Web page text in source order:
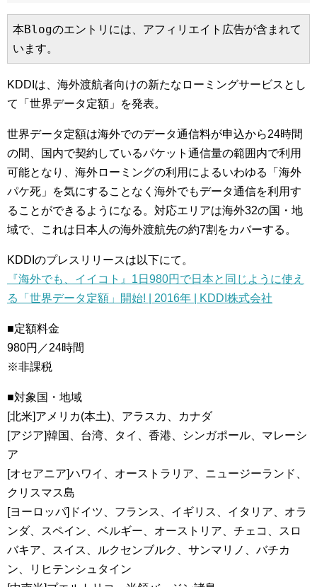
本Blogのエントリには、アフィリエイト広告が含まれて
います。
KDDIは、海外渡航者向けの新たなローミングサービスとし
て「世界データ定額」を発表。
世界データ定額は海外でのデータ通信料が申込から24時間
の間、国内で契約しているパケット通信量の範囲内で利用
可能となり、海外ローミングの利用によるいわゆる「海外
パケ死」を気にすることなく海外でもデータ通信を利用す
ることができるようになる。対応エリアは海外32の国・地
域で、これは日本人の海外渡航先の約7割をカバーする。
KDDIのプレスリリースは以下にて。
『海外でも、イイコト』1日980円で日本と同じように使え
る「世界データ定額」開始! | 2016年 | KDDI株式会社
■定額料金
980円／24時間
※非課税
■対象国・地域
[北米]アメリカ(本土)、アラスカ、カナダ
[アジア]韓国、台湾、タイ、香港、シンガポール、マレーシ
ア
[オセアニア]ハワイ、オーストラリア、ニュージーランド、
クリスマス島
[ヨーロッパ]ドイツ、フランス、イギリス、イタリア、オラ
ンダ、スペイン、ベルギー、オーストリア、チェコ、スロ
バキア、スイス、ルクセンブルク、サンマリノ、バチカ
ン、リヒテンシュタイン